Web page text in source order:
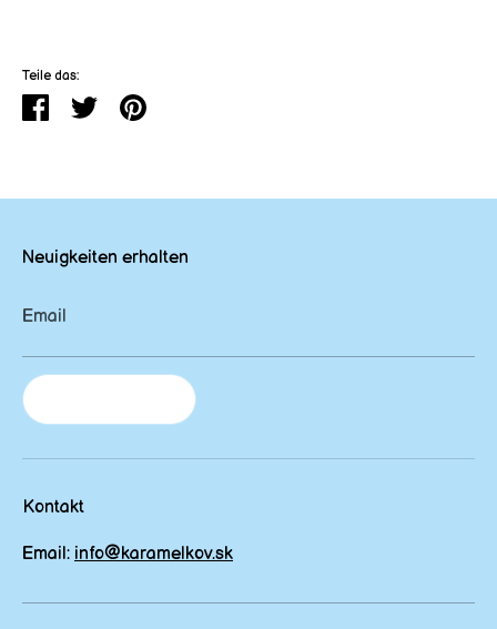
Teile das:
TeilenZdieľaťZdieľať
Neuigkeiten erhalten
Email
Kontakt
Email: info@karamelkov.sk